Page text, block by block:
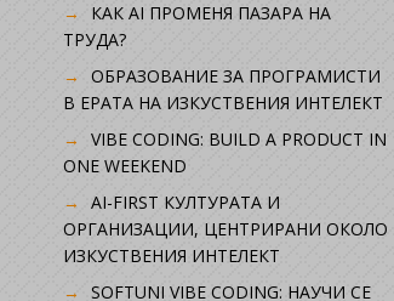
КАК AI ПРОМЕНЯ ПАЗАРА НА
ТРУДА?
ОБРАЗОВАНИЕ ЗА ПРОГРАМИСТИ
В ЕРАТА НА ИЗКУСТВЕНИЯ ИНТЕЛЕКТ
VIBE CODING: BUILD A PRODUCT IN
ONE WEEKEND
AI-FIRST КУЛТУРАТА И
ОРГАНИЗАЦИИ, ЦЕНТРИРАНИ ОКОЛО
ИЗКУСТВЕНИЯ ИНТЕЛЕКТ
SOFTUNI VIBE CODING: НАУЧИ СЕ